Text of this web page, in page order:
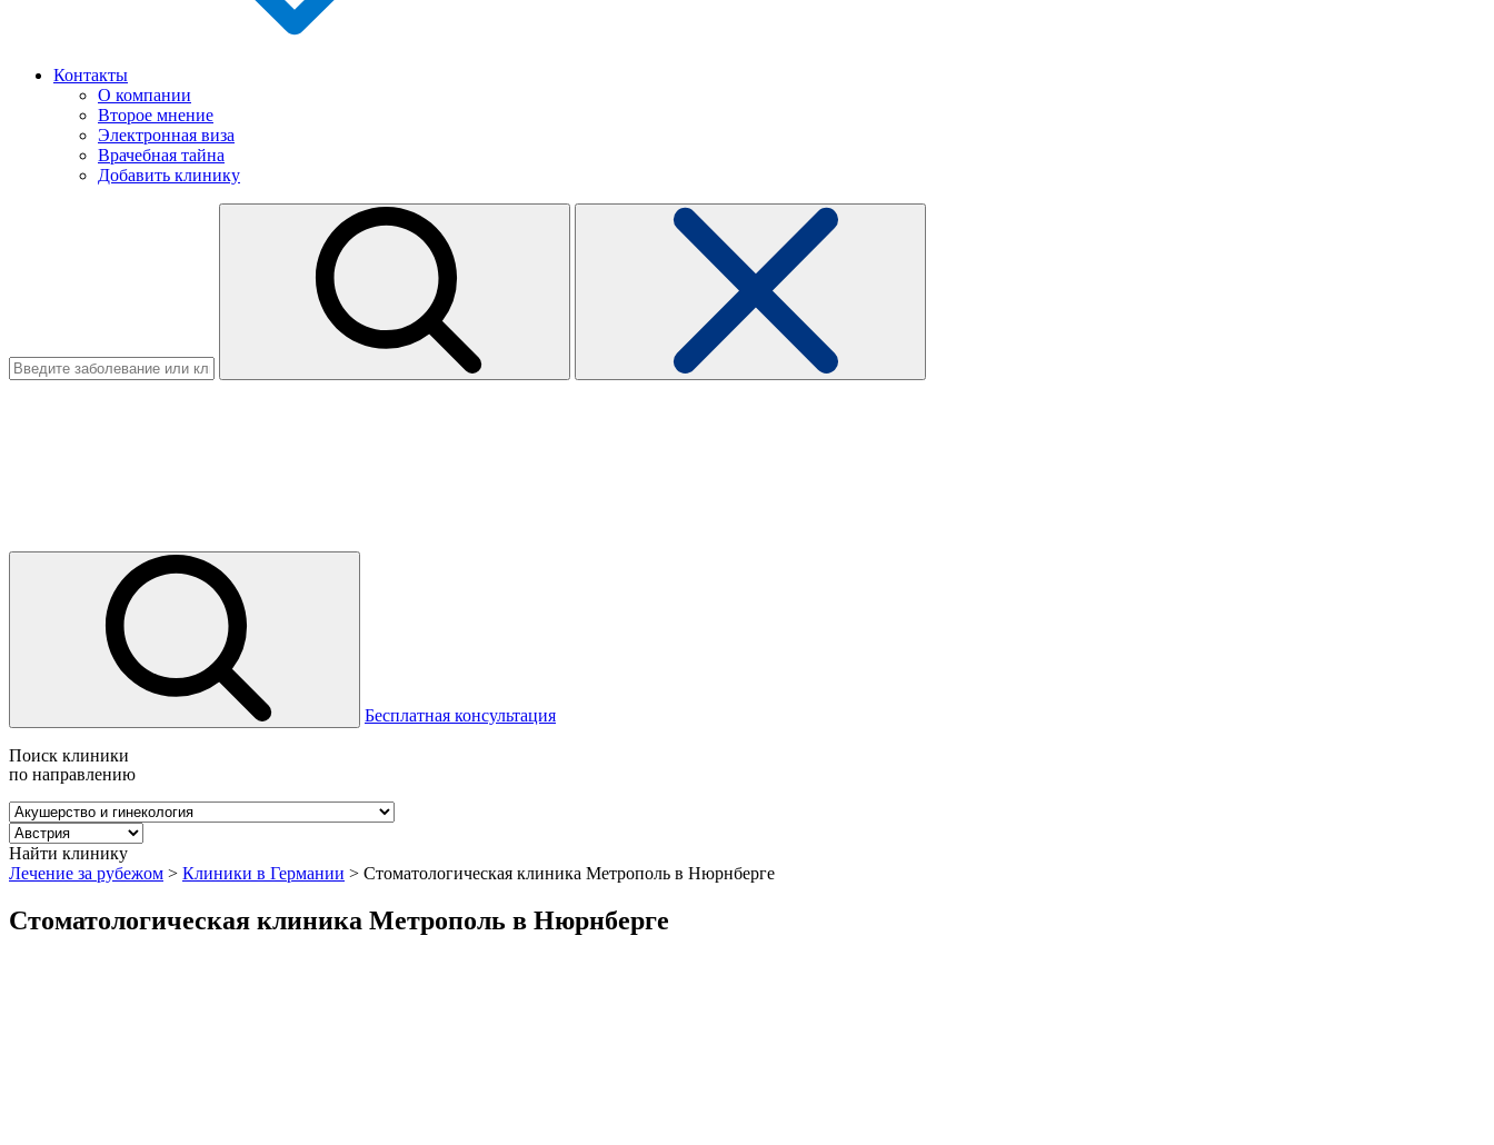
Контакты
О компании
Второе мнение
Электронная виза
Врачебная тайна
Добавить клинику
Бесплатная консультация
Поиск клиники
по направлению
Найти клинику
Лечение за рубежом > Клиники в Германии > Стоматологическая клиника Метрополь в Нюрнберге
Стоматологическая клиника Метрополь в Нюрнберге